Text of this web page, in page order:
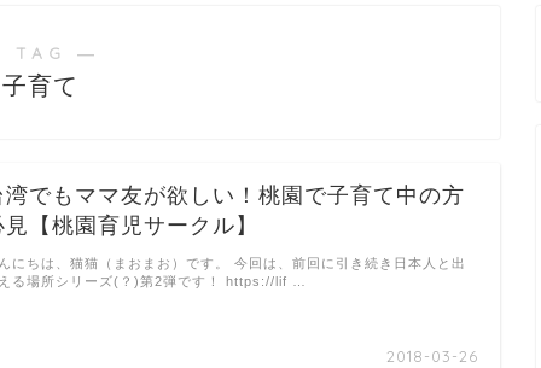
TAG ―
子育て
湾でもママ友が欲しい！桃園で子育て中の方
見【桃園育児サークル】
2018-03-26
にちは、猫猫（まおまお）です。 今回は、前回に引き続き日本人と出
る場所シリーズ(？)第2弾です！ https://lif …